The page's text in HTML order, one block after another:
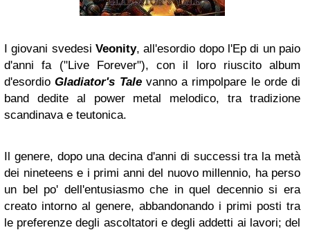
I giovani svedesi Veonity, all'esordio dopo l'Ep di un paio
d'anni fa ("Live Forever"), con il loro riuscito album
d'esordioGladiator's Tale vanno a rimpolpare le orde di
band dedite al power metal melodico, tra tradizione
scandinava e teutonica.
Il genere, dopo una decina d'anni di successi tra la metà
dei nineteens e i primi anni del nuovo millennio, ha perso
un bel po' dell'entusiasmo che in quel decennio si era
creato intorno al genere, abbandonando i primi posti tra
le preferenze degli ascoltatori e degli addetti ai lavori; del